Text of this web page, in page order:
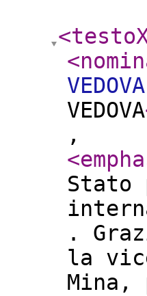
VEDOVA
,
.
la